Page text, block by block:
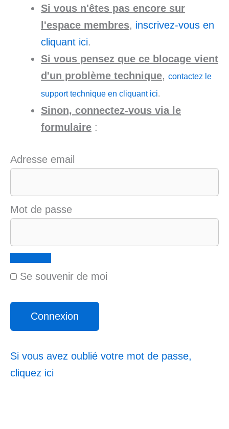
Si vous n'êtes pas encore sur
l'espace membres, inscrivez-vous en
cliquant ici.
Si vous pensez que ce blocage vient
d'un problème technique, contactez le
support technique en cliquant ici.
Sinon, connectez-vous via le
formulaire :
Adresse email
Mot de passe
Se souvenir de moi
Si vous avez oublié votre mot de passe,
cliquez ici